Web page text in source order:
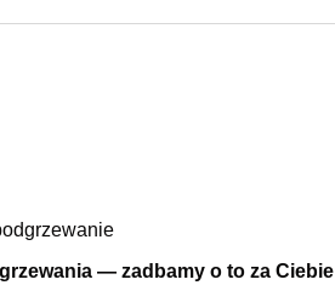
— zadbamy o to za Ciebie